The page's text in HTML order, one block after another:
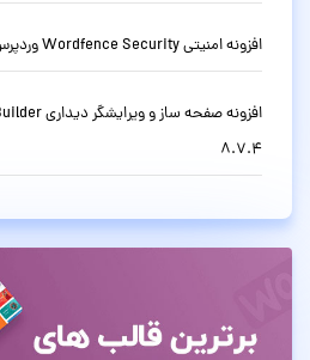
افزونه امنیتی Wordfence Security وردپرس نسخه 8.1.4
8.7.4